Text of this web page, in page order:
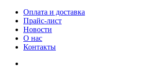
Оплата и доставка
Прайс-лист
Новости
О нас
Контакты